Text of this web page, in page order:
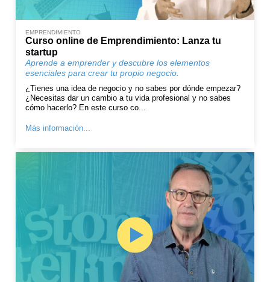
EMPRENDIMIENTO
Curso online de Emprendimiento: Lanza tu
startup
Aprende a emprender y descubre los elementos
esenciales para crear tu propio negocio.
¿Tienes una idea de negocio y no sabes por dónde empezar?
¿Necesitas dar un cambio a tu vida profesional y no sabes
cómo hacerlo? En este curso co...
Más información...